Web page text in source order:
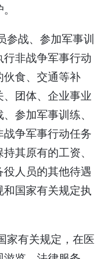
参战、参加军事训
非战争军事行动
食、交通等补
团体、企业事业
参加军事训练、
争军事行动任务
其原有的工资、
人员的其他待遇
国家有关规定执
家有关规定，在医